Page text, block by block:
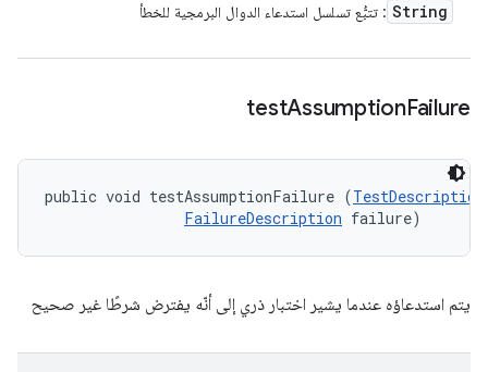
String : تتبُّع تسلسل استدعاء الدوال البرمجية للخطأ
testAssumptionFailure
public void testAssumptionFailure (TestDescription
FailureDescription failure)
يتم استدعاؤه عندما يشير اختبار ذري إلى أنّه يفترض شرطًا غير صحيح